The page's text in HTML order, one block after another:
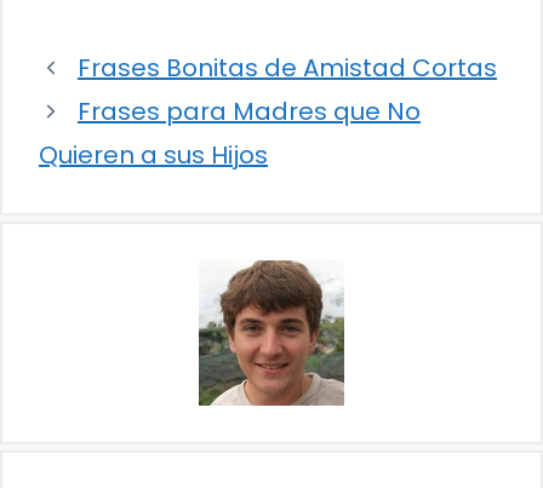
Frases Bonitas de Amistad Cortas
Frases para Madres que No
Quieren a sus Hijos